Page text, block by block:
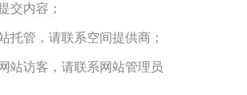
交内容；
托管，请联系空间提供商；
站访客，请联系网站管理员